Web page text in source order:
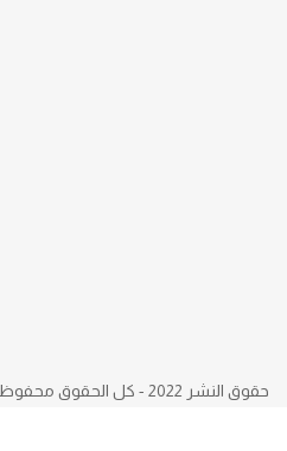
حقوق النشر 2022 - كل الحقوق محفوظة